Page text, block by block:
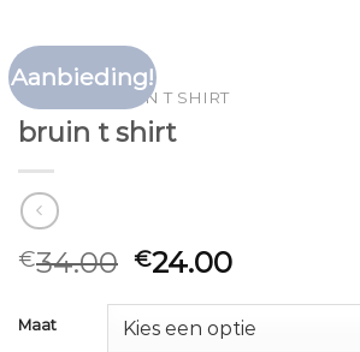
Aanbieding!
HOME BRUIN T SHIRT
bruin t shirt
€34.00 €24.00
Maat